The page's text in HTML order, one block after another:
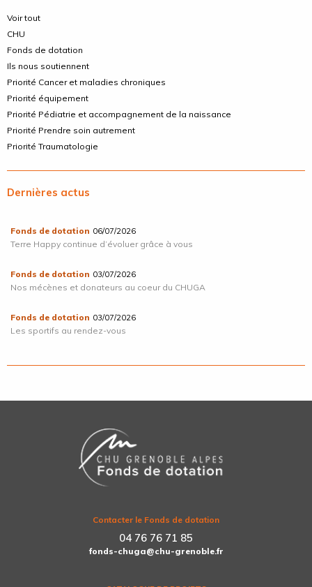
Voir tout
CHU
Fonds de dotation
Ils nous soutiennent
Priorité Cancer et maladies chroniques
Priorité équipement
Priorité Pédiatrie et accompagnement de la naissance
Priorité Prendre soin autrement
Priorité Traumatologie
Dernières actus
Fonds de dotation 06/07/2026
Terre Happy continue d’évoluer grâce à vous
Fonds de dotation 03/07/2026
Nos mécènes et donateurs au coeur du CHUGA
Fonds de dotation 03/07/2026
Les sportifs au rendez-vous
Contacter le Fonds de dotation
04 76 76 71 85
fonds-chuga@chu-grenoble.fr